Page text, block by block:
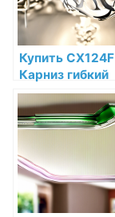
Купить CX124F
Карниз гибкий
Orac Decor
Полиуретан по
низкой цене в
интернет-
магазине